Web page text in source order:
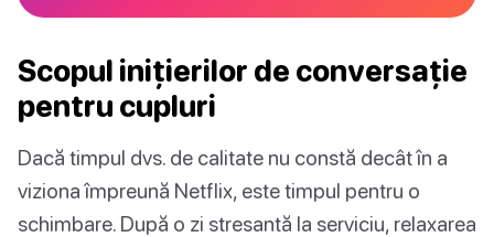
Scopul inițierilor de conversație
pentru cupluri
Dacă timpul dvs. de calitate nu constă decât în a
viziona împreună Netflix, este timpul pentru o
schimbare. După o zi stresantă la serviciu, relaxarea